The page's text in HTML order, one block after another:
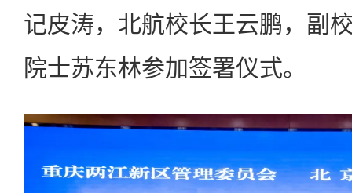
记皮涛，北航校长王云鹏，副
院士苏东林参加签署仪式。